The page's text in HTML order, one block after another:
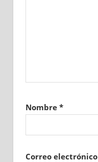
Nombre *
Correo electrónico